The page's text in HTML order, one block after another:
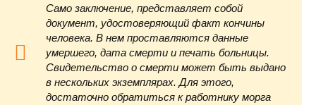
Само заключение, представляет собой
документ, удостоверяющий факт кончины
человека. В нем проставляются данные
умершего, дата смерти и печать больницы.
Свидетельство о смерти может быть выдано
в нескольких экземплярах. Для этого,
достаточно обратиться к работнику морга